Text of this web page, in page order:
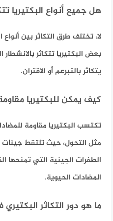
هل جميع أنواع البكتيريا
لا، تختلف طرق التكاثر بين
بعض البكتيريا تتكاثر بالانشطار
يتكاثر بالتبرعم أو الاقتران.
كيف يمكن للبكتيريا
تكتسب البكتيريا مقاومة
مثل التحول، حيث تلتقط جينات
الطفرات الجينية التي تمنحها
المضادات الحيوية.
ما هو دور التكاثر